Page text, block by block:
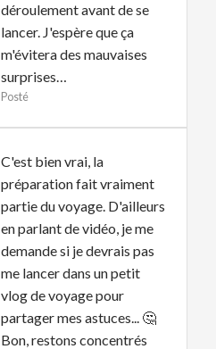
déroulement avant de se
lancer. J'espère que ça
m'évitera des mauvaises
surprises…
Posté
C'est bien vrai, la
préparation fait vraiment
partie du voyage. D'ailleurs
en parlant de vidéo, je me
demande si je devrais pas
me lancer dans un petit
vlog de voyage pour
partager mes astuces... 🤔
Bon, restons concentrés